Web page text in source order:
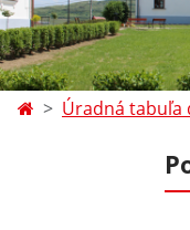
Úradná tabuľa